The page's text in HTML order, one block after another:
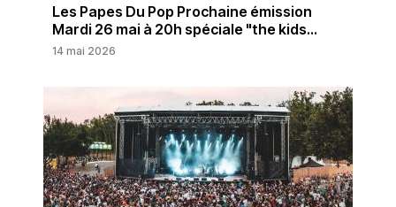
Les Papes Du Pop Prochaine émission
Mardi 26 mai à 20h spéciale "the kids...
14 mai 2026